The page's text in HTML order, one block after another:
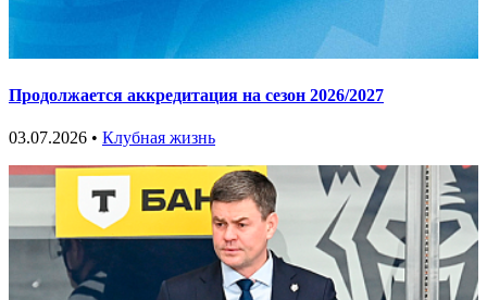
Продолжается аккредитация на сезон 2026/2027
03.07.2026 • Клубная жизнь